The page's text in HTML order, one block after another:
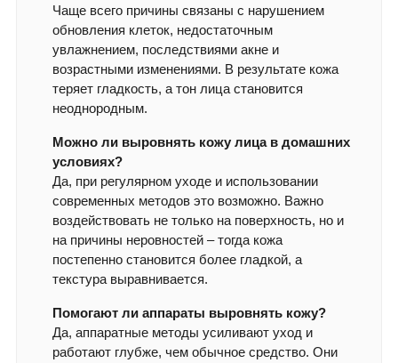
Чаще всего причины связаны с нарушением
обновления клеток, недостаточным
увлажнением, последствиями акне и
возрастными изменениями. В результате кожа
теряет гладкость, а тон лица становится
неоднородным.
Можно ли выровнять кожу лица в домашних
условиях?
Да, при регулярном уходе и использовании
современных методов это возможно. Важно
воздействовать не только на поверхность, но и
на причины неровностей – тогда кожа
постепенно становится более гладкой, а
текстура выравнивается.
Помогают ли аппараты выровнять кожу?
Да, аппаратные методы усиливают уход и
работают глубже, чем обычное средство. Они